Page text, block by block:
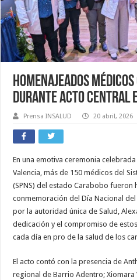
Homenajeados
durante acto central
Prensa INSALUD 20 abril, 2026
En una emotiva ceremonia
Valencia, más de 150 médicos del
(SPNS) del estado Carabobo fueron
conmemoración del Día Nacional
por la autoridad única de Salud,
dedicación y el compromiso de
cada día en pro de la salud de los
El acto contó con la presencia de
regional de Barrio Adentro; Xiomara